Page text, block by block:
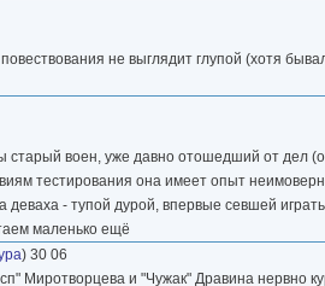
не выглядит глупой (хотя
старый воен, уже давно отошедший от дел
тестирования она имеет опыт
- тупой дурой, впервые севшей
маленько ещё
) 30 06
Миротворцева и "Чужак" Дравина нервно